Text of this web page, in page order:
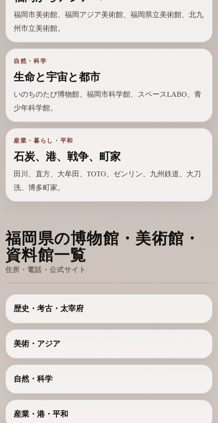
福岡市美術館、福岡アジア美術館、福岡県立美術館、北九
州市立美術館。
自然・科学
生命と宇宙と都市
いのちのたび博物館、福岡市科学館、スペースLABO、青
少年科学館。
産業・暮らし・平和
石炭、港、戦争、町家
田川、直方、大牟田、TOTO、ゼンリン、九州鉄道、大刀
洗、博多町家。
福岡県の博物館・美術館・
資料館一覧
住所・電話・公式サイト
歴史・考古・太宰府
美術・アジア
自然・科学
産業・港・平和